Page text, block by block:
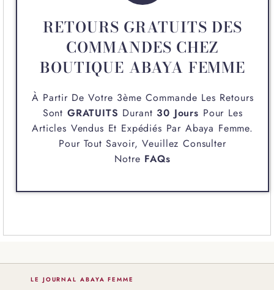
RETOURS GRATUITS DES
COMMANDES CHEZ
BOUTIQUE ABAYA FEMME
À Partir De Votre 3ème Commande Les Retours
Sont GRATUITS Durant 30 Jours Pour Les
Articles Vendus Et Expédiés Par Abaya Femme.
Pour Tout Savoir, Veuillez Consulter
Notre FAQs
LE JOURNAL ABAYA FEMME